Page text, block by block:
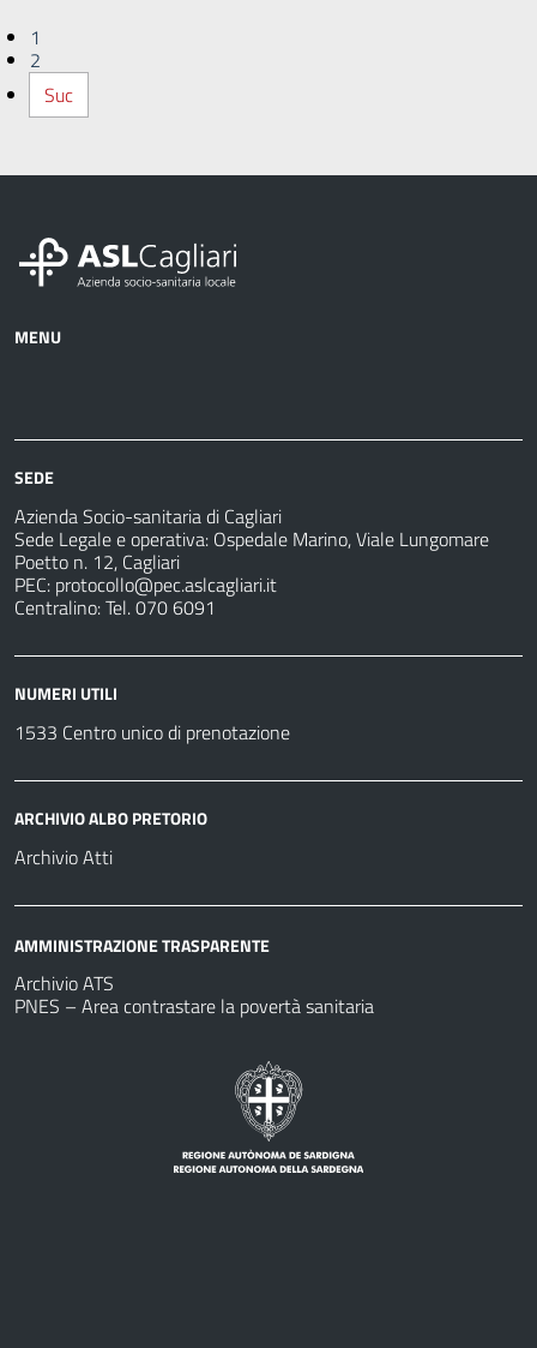
1
2
Suc
MENU
sanitarie
fare
SEDE
Azienda Socio-sanitaria di Cagliari
Sede Legale e operativa: Ospedale Marino, Viale Lungomare
Poetto n. 12, Cagliari
PEC: protocollo@pec.aslcagliari.it
Centralino: Tel. 070 6091
NUMERI UTILI
1533 Centro unico di prenotazione
ARCHIVIO ALBO PRETORIO
Archivio Atti
AMMINISTRAZIONE TRASPARENTE
Archivio ATS
PNES – Area contrastare la povertà sanitaria